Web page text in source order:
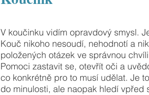
V koučinku vidím opravdový smysl.
Kouč nikoho nesoudí, nehodnotí a
položených otázek ve správnou
Pomoci zastavit se, otevřít oči a
co konkrétně pro to musí udělat. Je
do minulosti, ale naopak hledí vpřed